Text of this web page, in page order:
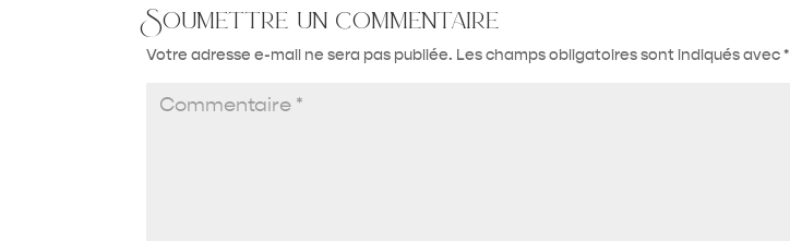
Soumettre un commentaire
Votre adresse e-mail ne sera pas publiée. Les champs obligatoires sont indiqués avec*